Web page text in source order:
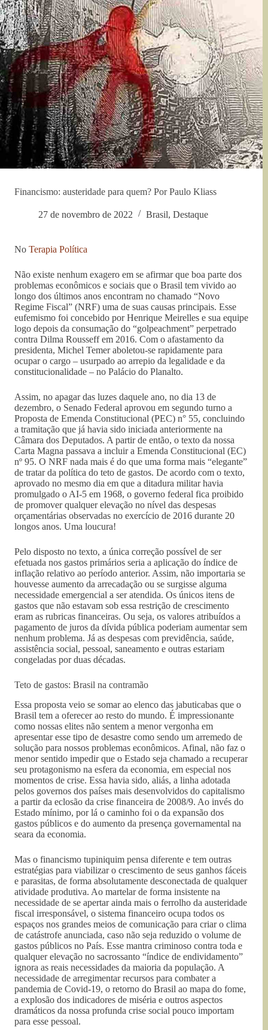
Financismo: austeridade para quem? Por Paulo Kliass
27 de novembro de 2022 Brasil, Destaque
No Terapia Política
Não existe nenhum exagero em se afirmar que boa parte dos
problemas econômicos e sociais que o Brasil tem vivido ao
longo dos últimos anos encontram no chamado “Novo
Regime Fiscal” (NRF) uma de suas causas principais. Esse
eufemismo foi concebido por Henrique Meirelles e sua equipe
logo depois da consumação do “golpeachment” perpetrado
contra Dilma Rousseff em 2016. Com o afastamento da
presidenta, Michel Temer aboletou-se rapidamente para
ocupar o cargo – usurpado ao arrepio da legalidade e da
constitucionalidade – no Palácio do Planalto.
Assim, no apagar das luzes daquele ano, no dia 13 de
dezembro, o Senado Federal aprovou em segundo turno a
Proposta de Emenda Constitucional (PEC) n° 55, concluindo
a tramitação que já havia sido iniciada anteriormente na
Câmara dos Deputados. A partir de então, o texto da nossa
Carta Magna passava a incluir a Emenda Constitucional (EC)
nº 95. O NRF nada mais é do que uma forma mais “elegante”
de tratar da política do teto de gastos. De acordo com o texto,
aprovado no mesmo dia em que a ditadura militar havia
promulgado o AI-5 em 1968, o governo federal fica proibido
de promover qualquer elevação no nível das despesas
orçamentárias observadas no exercício de 2016 durante 20
longos anos. Uma loucura!
Pelo disposto no texto, a única correção possível de ser
efetuada nos gastos primários seria a aplicação do índice de
inflação relativo ao período anterior. Assim, não importaria se
houvesse aumento da arrecadação ou se surgisse alguma
necessidade emergencial a ser atendida. Os únicos itens de
gastos que não estavam sob essa restrição de crescimento
eram as rubricas financeiras. Ou seja, os valores atribuídos a
pagamento de juros da dívida pública poderiam aumentar sem
nenhum problema. Já as despesas com previdência, saúde,
assistência social, pessoal, saneamento e outras estariam
congeladas por duas décadas.
Teto de gastos: Brasil na contramão
Essa proposta veio se somar ao elenco das jabuticabas que o
Brasil tem a oferecer ao resto do mundo. É impressionante
como nossas elites não sentem a menor vergonha em
apresentar esse tipo de desastre como sendo um arremedo de
solução para nossos problemas econômicos. Afinal, não faz o
menor sentido impedir que o Estado seja chamado a recuperar
seu protagonismo na esfera da economia, em especial nos
momentos de crise. Essa havia sido, aliás, a linha adotada
pelos governos dos países mais desenvolvidos do capitalismo
a partir da eclosão da crise financeira de 2008/9. Ao invés do
Estado mínimo, por lá o caminho foi o da expansão dos
gastos públicos e do aumento da presença governamental na
seara da economia.
Mas o financismo tupiniquim pensa diferente e tem outras
estratégias para viabilizar o crescimento de seus ganhos fáceis
e parasitas, de forma absolutamente desconectada de qualquer
atividade produtiva. Ao martelar de forma insistente na
necessidade de se apertar ainda mais o ferrolho da austeridade
fiscal irresponsável, o sistema financeiro ocupa todos os
espaços nos grandes meios de comunicação para criar o clima
de catástrofe anunciada, caso não seja reduzido o volume de
gastos públicos no País. Esse mantra criminoso contra toda e
qualquer elevação no sacrossanto “índice de endividamento”
ignora as reais necessidades da maioria da população. A
necessidade de arregimentar recursos para combater a
pandemia de Covid-19, o retorno do Brasil ao mapa do fome,
a explosão dos indicadores de miséria e outros aspectos
dramáticos da nossa profunda crise social pouco importam
para esse pessoal.